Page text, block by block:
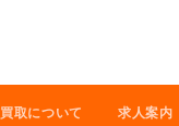
買取について 求人案内